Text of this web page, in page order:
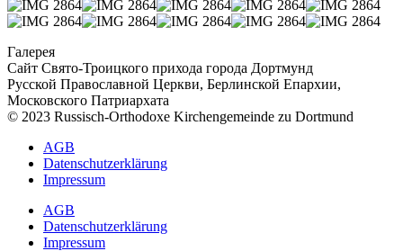
Галерея
Сайт Свято-Троицкого прихода города Дортмунд
Русской Православной Церкви, Берлинской Епархии,
Московского Патриархата
© 2023 Russisch-Orthodoxe Kirchengemeinde zu Dortmund
АGB
Datenschutzerklärung
Impressum
АGB
Datenschutzerklärung
Impressum